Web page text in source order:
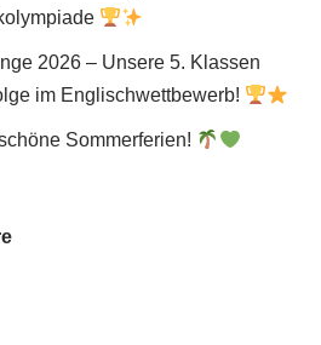
2026 – Unsere 5. Klassen
im Englischwettbewerb!
Sommerferien!